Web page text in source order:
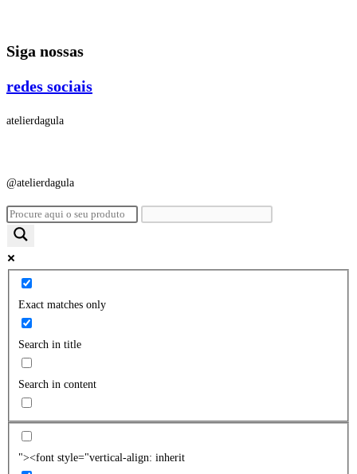
o
Siga nossas
redes sociais
atelierdagula
@atelierdagula
Exact matches only
Search in title
Search in content
"><font style="vertical-align: inherit